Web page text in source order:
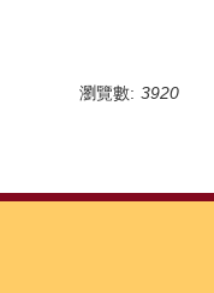
瀏覽數: 3920